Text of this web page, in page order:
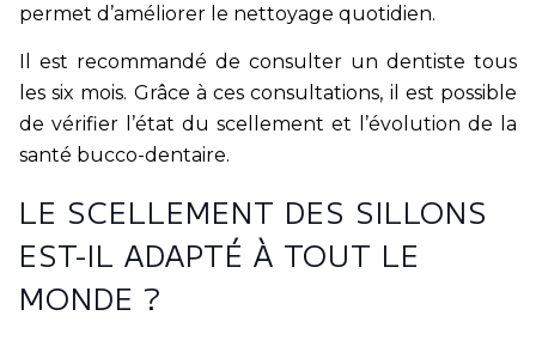
permet d’améliorer le nettoyage quotidien.
Il est recommandé de consulter un dentiste tous
les six mois. Grâce à ces consultations, il est possible
de vérifier l’état du scellement et l’évolution de la
santé bucco-dentaire.
LE SCELLEMENT DES SILLONS
EST-IL ADAPTÉ À TOUT LE
MONDE ?